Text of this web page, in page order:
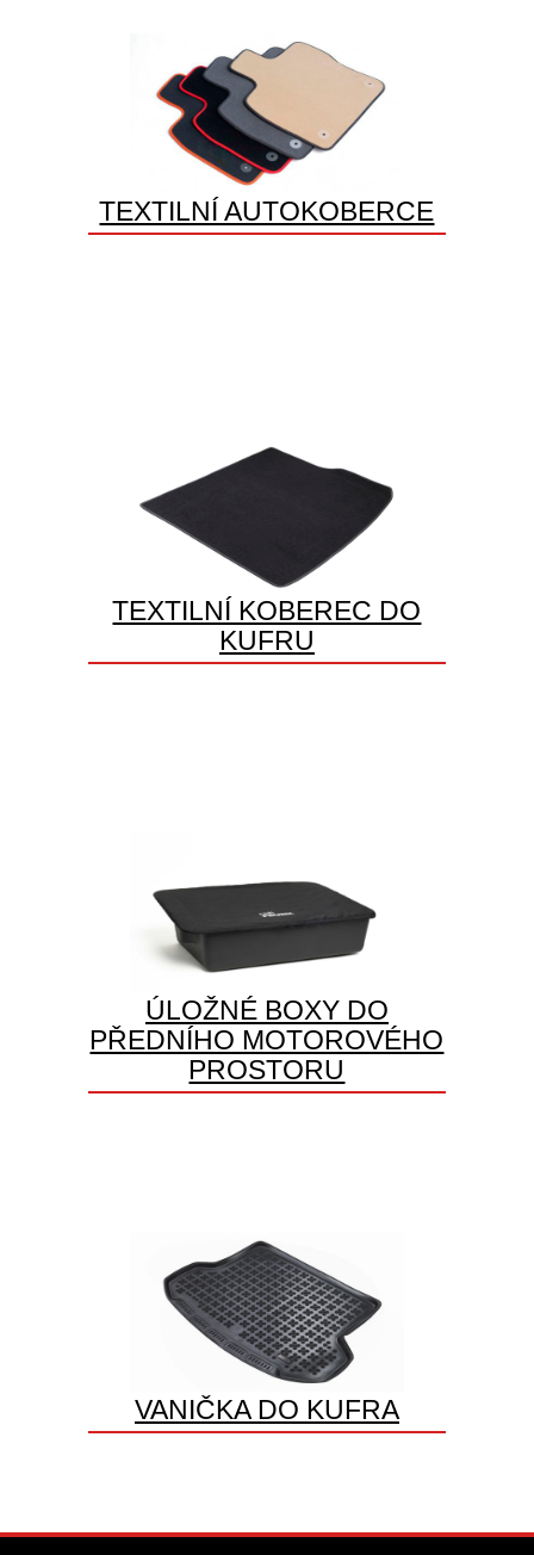
TEXTILNÍ AUTOKOBERCE
TEXTILNÍ KOBEREC DO
KUFRU
ÚLOŽNÉ BOXY DO
PŘEDNÍHO MOTOROVÉHO
PROSTORU
VANIČKA DO KUFRA